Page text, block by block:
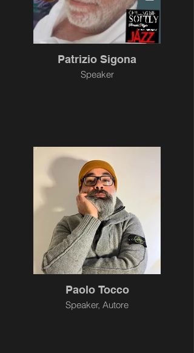
Patrizio Sigona
Speaker
Paolo Tocco
Speaker, Autore